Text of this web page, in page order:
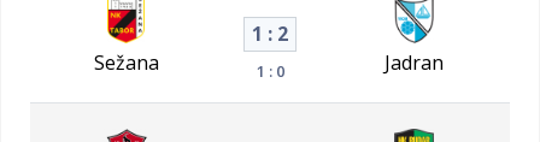
Sežana
1 : 2
1 : 0 Jadran